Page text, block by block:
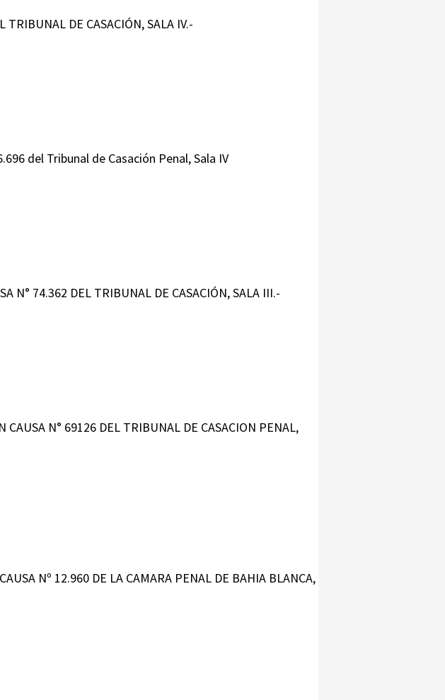
DE CASACIÓN, SALA IV.-
del Tribunal de Casación Penal, Sala IV
N° 74.362 DEL TRIBUNAL DE CASACIÓN, SALA III.-
N° 69126 DEL TRIBUNAL DE CASACION PENAL,
Nº 12.960 DE LA CAMARA PENAL DE BAHIA BLANCA,